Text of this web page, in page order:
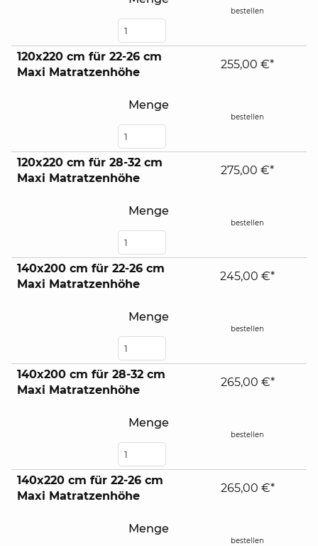
bestellen
120x220 cm für 22-26 cm
Maxi Matratzenhöhe
Menge
255,00 €*
bestellen
120x220 cm für 28-32 cm
Maxi Matratzenhöhe
Menge
275,00 €*
bestellen
140x200 cm für 22-26 cm
Maxi Matratzenhöhe
Menge
245,00 €*
bestellen
140x200 cm für 28-32 cm
Maxi Matratzenhöhe
Menge
265,00 €*
bestellen
140x220 cm für 22-26 cm
Maxi Matratzenhöhe
Menge
265,00 €*
bestellen